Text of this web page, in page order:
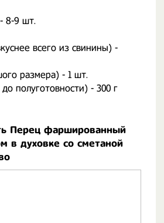
8-9 шт.
всего из свинины) -
размера) - 1 шт.
полуготовности) - 300 г
Перец фаршированный
в духовке со сметаной